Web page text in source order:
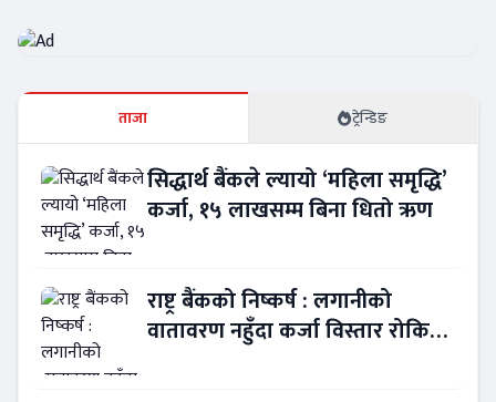
ताजा ट्रेन्डिङ
सिद्धार्थ बैंकले ल्यायो ‘महिला समृद्धि’
कर्जा, १५ लाखसम्म बिना धितो ऋण
राष्ट्र बैंकको निष्कर्ष : लगानीको
वातावरण नहुँदा कर्जा विस्तार रोकियो